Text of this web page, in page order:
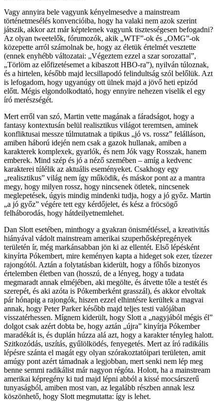
Vagy annyira bele vagyunk kényelmesedve a mainstream
történetmesélés konvencióiba, hogy ha valaki nem azok szerint
játszik, akkor azt már képtelenek vagyunk tisztességesen befogadni?
Az olyan tweetelők, fórumozók, akik „WTF”-ok és „OMG”-ok
közepette arról számolnak be, hogy az életük értelmét vesztette
(ennek enyhébb változatai: „Végeztem ezzel a szar sorozattal”,
„Törlöm az előfizetésemet a kibaszott HBO-ra”), nyilván túloznak,
és a hirtelen, később majd lecsillapodó felindultság szól belőlük. Azt
is lefogadom, hogy ugyanúgy ott ülnek majd a jövő heti epizód
előtt. Mégis elgondolkodtató, hogy ennyire nehezen viselik el egy
író merészségét.
Mert erről van szó, Martin vette magának a fáradságot, hogy a
fantasy kontextusán belül realisztikus világot teremtsen, aminek
konfliktusai messze túlmutatnak a tipikus „jó vs. rossz” felálláson,
amiben háború idején nem csak a gazok hullanak, amiben a
karakterek komplexek, gyarlók, és nem Jók vagy Rosszak, hanem
emberek. Mind szép és jó a néző szemében – amíg a kedvenc
karakterei túlélik az aktuális eseményeket. Csakhogy egy
„realisztikus” világ nem így működik, és máskor pont az a mantra
megy, hogy milyen rossz, hogy nincsenek ötletek, nincsenek
meglepetések, úgyis mindig mindenki tudja, hogy a jó győz. Martin
„a jó győz” végére tett egy kérdőjelet, és kész a fröcsögő
felháborodás, hogy hátdeilyetnemlehet.
Dan Slott esetében, minthogy a gyakran önismétléssel, a kreativitás
hiányával vádolt mainstream amerikai szuperhősképregények
területén ír, még markánsabban jön ki az ellentét. Első lépésként
kinyírta Pókembert, mire keményen kapta a hideget sok ezer, tízezer
rajongótól. Aztán a folytatásban kiderült, hogy a főhős bizonyos
értelemben életben van (hosszú, de a lényeg, hogy a tudata
megmaradt annak elméjében, aki megölte, és átvette tőle a testét és
szerepét, és aki azóta is Pókemberként grasszál), és akkor elvoltak
pár hónapig a rajongók, hiszen ezzel elhintésre kerültek a magvai
annak, hogy Peter Parker később majd teljes testi valójában
visszatérhessen. Mígnem kiderült, hogy Slott a „nagyjából mégis él”
dolgot csak azért dobta be, hogy aztán „újra” kinyírja Pókember
maradékát is, és duplán húzza alá azt, hogy a karakter tényleg halott.
Szitkozódás, uszítás, gyűlölködés, fenyegetés. Mert az író radikális
lépésre szánta el magát egy olyan szórakoztatóipari területen, amit
amúgy pont azért támadnak a legjobban, mert senki nem lép meg
benne semmi radikálist már nagyon régóta. Holott, ha a mainstream
amerikai képregény ki tud majd lépni abból a kissé mocsárszerű
tunyaságból, amiben most van, az legalább részben annak lesz
köszönhető, hogy Slott megmutatta: így is lehet.